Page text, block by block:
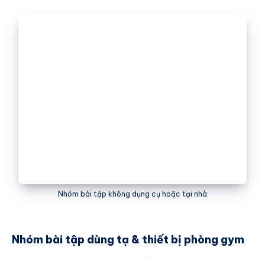
Nhóm bài tập không dụng cụ hoặc tại nhà
Nhóm bài tập dùng tạ & thiết bị phòng gym